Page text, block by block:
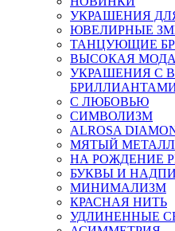
УКРАШЕНИЯ
ЮВЕЛИРНЫЕ
ТАНЦУЮЩИЕ
ВЫСОКАЯ МОДА
УКРАШЕНИЯ С
С ЛЮБОВЬЮ
СИМВОЛИЗМ
ALROSA
МЯТЫЙ МЕТАЛЛ
НА РОЖДЕНИЕ
БУКВЫ И
МИНИМАЛИЗМ
КРАСНАЯ НИТЬ
УДЛИНЕННЫЕ